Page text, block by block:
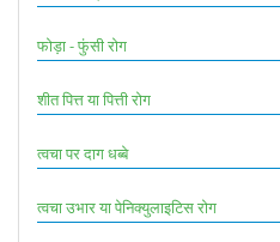
फोड़ा - फुंसी रोग
शीत पित्त या पित्ती रोग
त्वचा पर दाग धब्बे
त्वचा उभार या पेनिक्युलाइटिस रोग